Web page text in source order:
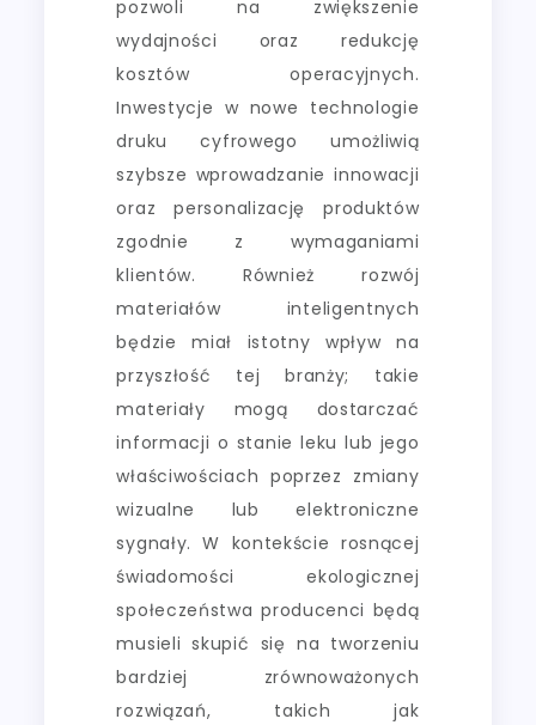
pozwoli na zwiększenie
wydajności oraz redukcję
kosztów operacyjnych.
Inwestycje w nowe technologie
druku cyfrowego umożliwią
szybsze wprowadzanie innowacji
oraz personalizację produktów
zgodnie z wymaganiami
klientów. Również rozwój
materiałów inteligentnych
będzie miał istotny wpływ na
przyszłość tej branży; takie
materiały mogą dostarczać
informacji o stanie leku lub jego
właściwościach poprzez zmiany
wizualne lub elektroniczne
sygnały. W kontekście rosnącej
świadomości ekologicznej
społeczeństwa producenci będą
musieli skupić się na tworzeniu
bardziej zrównoważonych
rozwiązań, takich jak